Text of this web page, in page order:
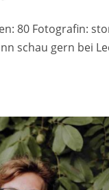
80 Fotografin:
schau gern bei